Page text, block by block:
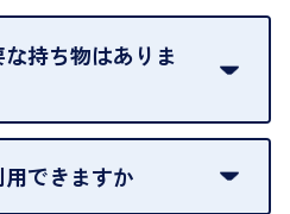
持ち物はありま
ください。ご利用になれる書
ださい。
できますか